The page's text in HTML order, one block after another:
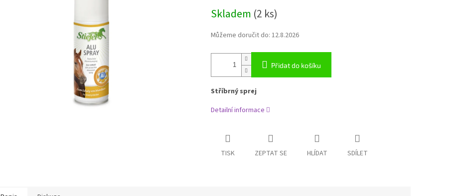
cena:
Skladem (2 ks)
Můžeme doručit do: 12.8.2026
Přidat do košíku
Stříbrný sprej
Detailní informace
TISK ZEPTAT SE HLÍDAT SDÍLET